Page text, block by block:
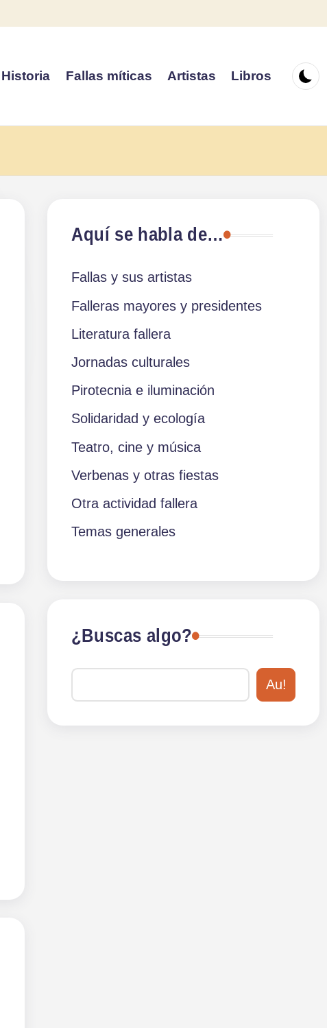
Historia Fallas míticas Artistas Libros
Aquí se habla de…
Fallas y sus artistas
Falleras mayores y presidentes
Literatura fallera
Jornadas culturales
Pirotecnia e iluminación
Solidaridad y ecología
Teatro, cine y música
Verbenas y otras fiestas
Otra actividad fallera
Temas generales
¿Buscas algo?
Au!